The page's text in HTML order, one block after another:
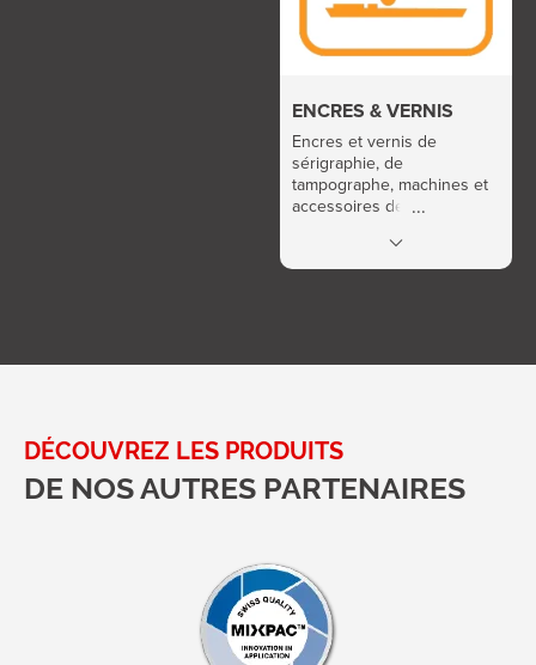
ENCRES & VERNIS
Encres et vernis de
sérigraphie, de
tampographe, machines et
accessoires de sérigraphie,
DÉCOUVREZ LES PRODUITS
DE NOS AUTRES PARTENAIRES